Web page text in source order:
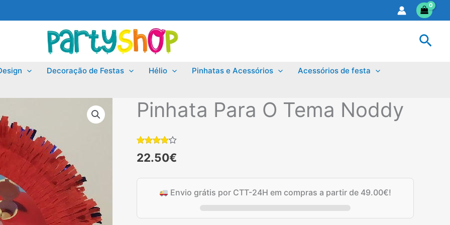
Decoração de Festas Hélio Pinhatas e Acessórios
Acessórios de festa
Pinhata Para O Tema Noddy
com4.00
classificação
de cliente
22.50€
Envio grátis por CTT-24H em compras a partir de 49.00€!